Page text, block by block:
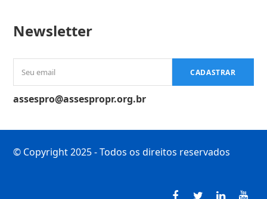
Newsletter
email
CADASTRAR
assespro@assespropr.org.br
© Copyright 2025 - Todos os direitos reservados
FacebookTwitter